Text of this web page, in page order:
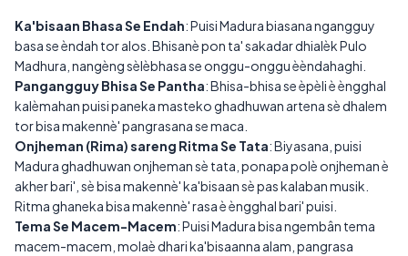
Ka'bisaan Bhasa Se Endah: Puisi Madura biasana ngangguy
basa se èndah tor alos. Bhisanè pon ta' sakadar dhialèk Pulo
Madhura, nangèng sèlèbhasa se onggu-onggu èèndahaghi.
Pangangguy Bhisa Se Pantha: Bhisa-bhisa se èpèli è èngghal
kalèmahan puisi paneka masteko ghadhuwan artena sè dhalem
tor bisa makennè' pangrasana se maca.
Onjheman (Rima) sareng Ritma Se Tata: Biyasana, puisi
Madura ghadhuwan onjheman sè tata, ponapa polè onjheman è
akher bari', sè bisa makennè' ka'bisaan sè pas kalaban musik.
Ritma ghaneka bisa makennè' rasa è èngghal bari' puisi.
Tema Se Macem-Macem: Puisi Madura bisa ngembân tema
macem-macem, molaè dhari ka'bisaanna alam, pangrasa